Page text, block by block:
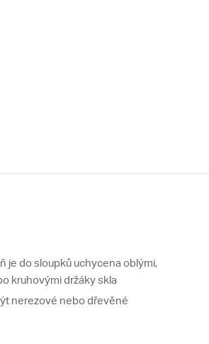
je do sloupků uchycena oblými,
kruhovými držáky skla
nerezové nebo dřevěné